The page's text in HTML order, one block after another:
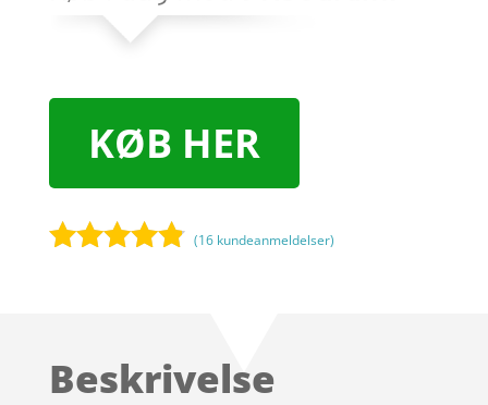
KØB HER
kundebedø
(16 kundeanmeldelser)
Beskrivelse